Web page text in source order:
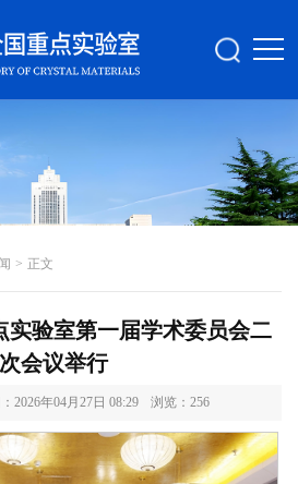
> 正文
实验室第一届学术委员会二
次会议举行
2026年04月27日 08:29 浏览： 256